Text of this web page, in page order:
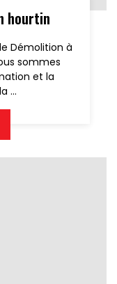
hourtin
Démolition à
sommes
et la
...